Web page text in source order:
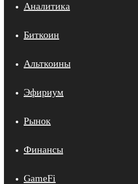
Аналитика
Биткоин
Альткоины
Эфириум
Рынок
Финансы
GameFi